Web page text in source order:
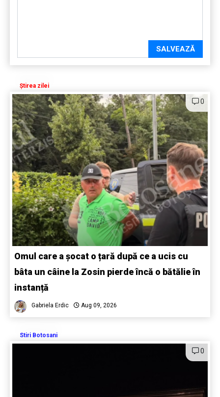
SALVEAZĂ
Știrea zilei
0
Omul care a șocat o țară după ce a ucis cu
bâta un câine la Zosin pierde încă o bătălie în
instanță
Gabriela Erdic Aug 09, 2026
Stiri Botosani
0